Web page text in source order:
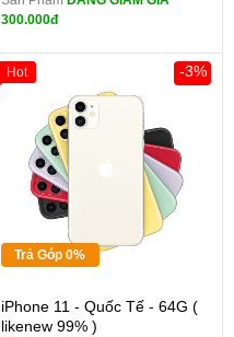
300.000đ
Trả Góp 0%
iPhone 11 - Quốc Tế - 64G (
likenew 99% )
-3%
Hot